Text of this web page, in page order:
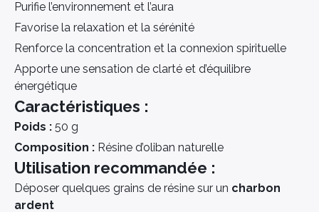
Purifie l’environnement et l’aura
Favorise la relaxation et la sérénité
Renforce la concentration et la connexion spirituelle
Apporte une sensation de clarté et d’équilibre
énergétique
Caractéristiques :
Poids : 50 g
Composition : Résine d’oliban naturelle
Utilisation recommandée :
Déposer quelques grains de résine sur un charbon
ardent